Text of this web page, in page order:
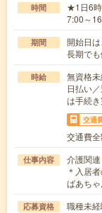
時間
★1日6時
7:00～
期間
開始日
長期でも
時給
無資格
日払い
は手続き
交通
交通費
仕事内容
介護関連
＊入居
ばあち
応募資格
職種未